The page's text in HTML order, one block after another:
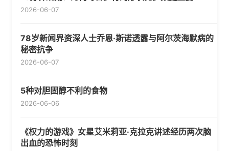
2026-06-07
78岁新闻界资深人士乔恩·斯诺透露与阿尔茨海默病的
秘密抗争
2026-06-07
5种对胆固醇不利的食物
2026-06-06
《权力的游戏》女星艾米莉亚·克拉克讲述经历两次脑
出血的恐怖时刻